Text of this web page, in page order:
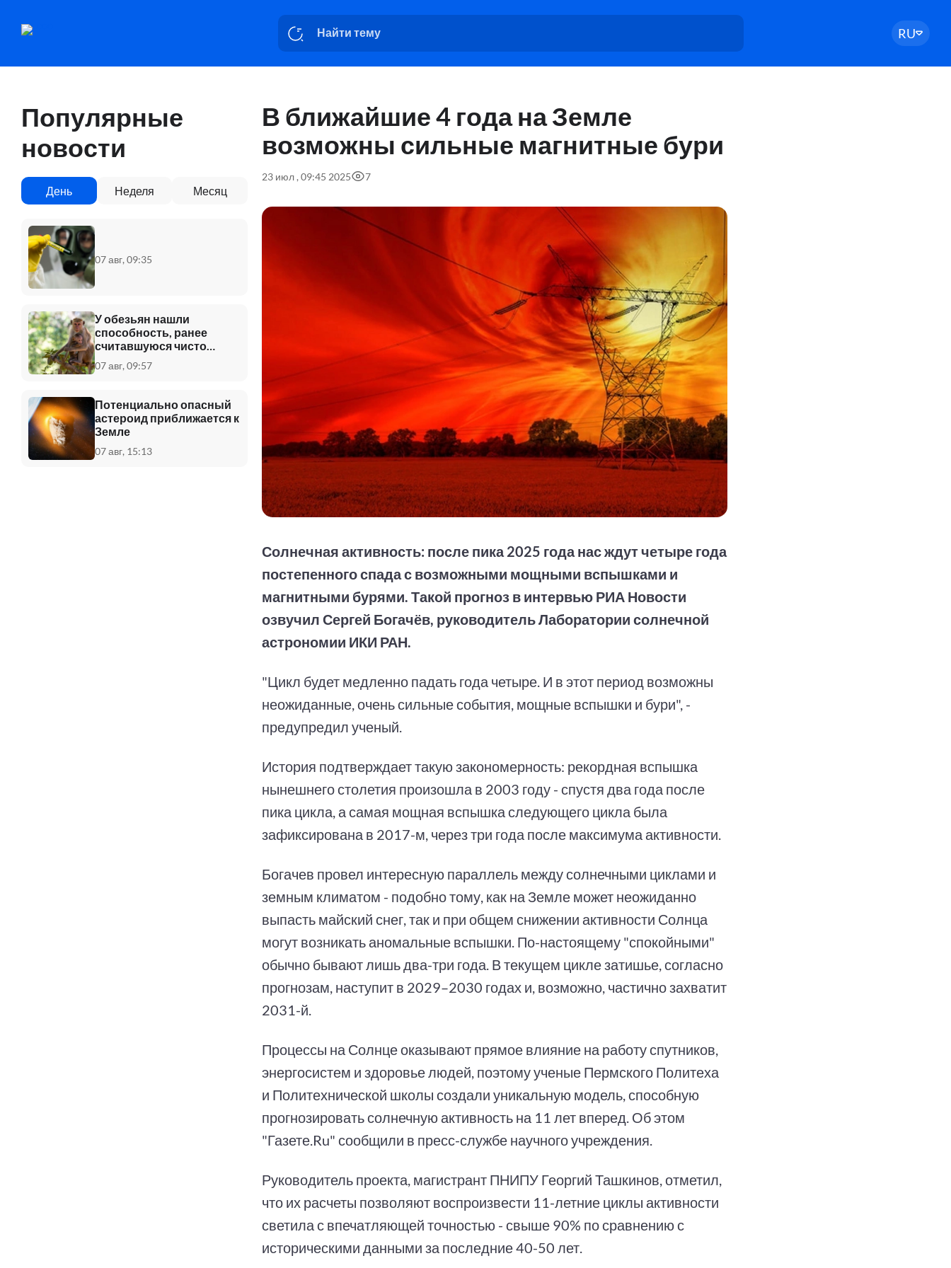
RU
Популярные
новости
День Неделя Месяц
07 авг, 09:35
У обезьян нашли
способность, ранее
считавшуюся чисто
человеческой
07 авг, 09:57
Потенциально опасный
астероид приближается к
Земле
07 авг, 15:13
В ближайшие 4 года на Земле
возможны сильные магнитные бури
23 июл , 09:45 2025 7
Солнечная активность: после пика 2025 года нас ждут четыре года
постепенного спада с возможными мощными вспышками и
магнитными бурями. Такой прогноз в интервью РИА Новости
озвучил Сергей Богачёв, руководитель Лаборатории солнечной
астрономии ИКИ РАН.
"Цикл будет медленно падать года четыре. И в этот период возможны
неожиданные, очень сильные события, мощные вспышки и бури", -
предупредил ученый.
История подтверждает такую закономерность: рекордная вспышка
нынешнего столетия произошла в 2003 году - спустя два года после
пика цикла, а самая мощная вспышка следующего цикла была
зафиксирована в 2017-м, через три года после максимума активности.
Богачев провел интересную параллель между солнечными циклами и
земным климатом - подобно тому, как на Земле может неожиданно
выпасть майский снег, так и при общем снижении активности Солнца
могут возникать аномальные вспышки. По-настоящему "спокойными"
обычно бывают лишь два-три года. В текущем цикле затишье, согласно
прогнозам, наступит в 2029–2030 годах и, возможно, частично захватит
2031-й.
Процессы на Солнце оказывают прямое влияние на работу спутников,
энергосистем и здоровье людей, поэтому ученые Пермского Политеха
и Политехнической школы создали уникальную модель, способную
прогнозировать солнечную активность на 11 лет вперед. Об этом
"Газете.Ru" сообщили в пресс-службе научного учреждения.
Руководитель проекта, магистрант ПНИПУ Георгий Ташкинов, отметил,
что их расчеты позволяют воспроизвести 11-летние циклы активности
светила с впечатляющей точностью - свыше 90% по сравнению с
историческими данными за последние 40-50 лет.